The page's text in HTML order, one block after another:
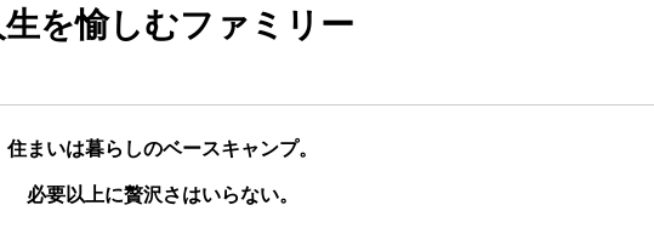
生を愉しむファミリー
住まいは暮らしのベースキャンプ。
必要以上に贅沢さはいらない。